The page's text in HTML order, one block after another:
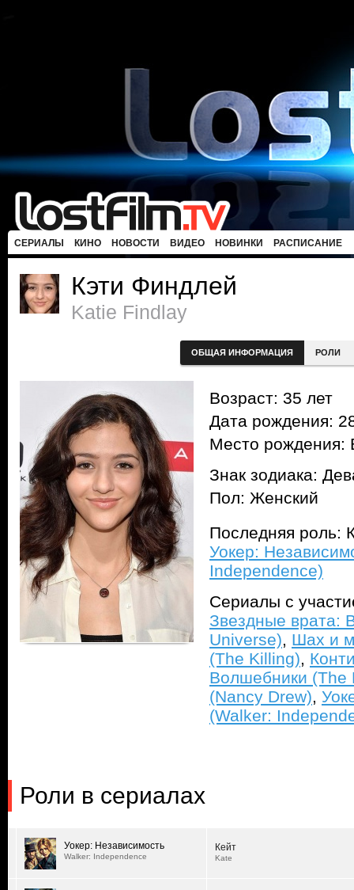
СЕРИАЛЫ КИНО НОВОСТИ ВИДЕО НОВИНКИ РАСПИСАНИЕ
Кэти Финдлей
Katie Findlay
ОБЩАЯ ИНФОРМАЦИЯ РОЛИ
Возраст: 35 лет
Дата рождения:
Место рождения:
Знак зодиака:
Пол: Женский
Последняя роль:
Уокер:
Independence)
Сериалы с
Звездные врата:
Universe), Шах и
(The Killing),
Волшебники (The
(Nancy Drew),
(Walker:
Роли в сериалах
Уокер: Независимость
Walker: Independence
Кейт
Kate